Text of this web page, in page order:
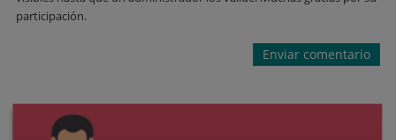
participación.